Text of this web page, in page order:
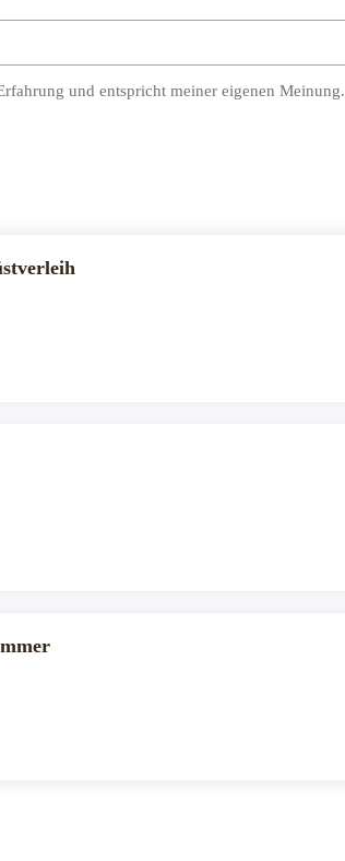
und entspricht meiner eigenen Meinung.